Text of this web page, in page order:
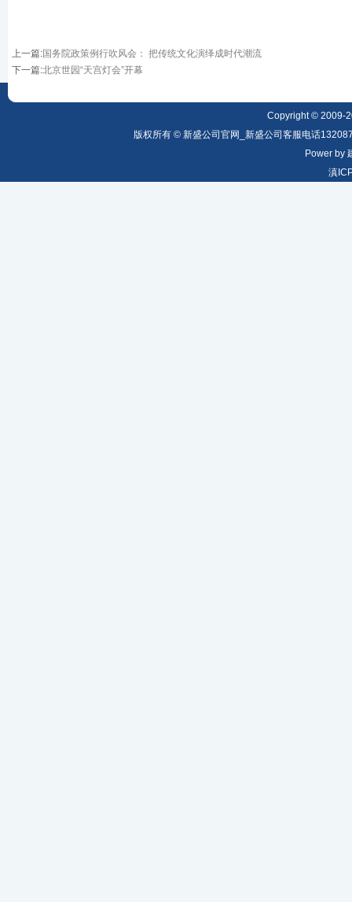
上一篇:国务院政策例行吹风会： 把传统文化演绎成时代潮流
下一篇:北京世园“天宫灯会”开幕
Copyright © 2009-
版权所有 © 新盛公司官网_新盛公司客服电话
Power by
滇